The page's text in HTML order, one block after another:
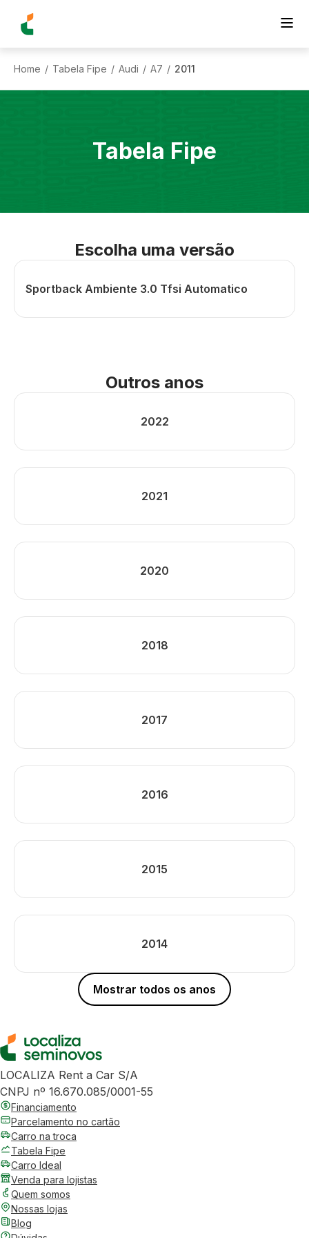
Home / Tabela Fipe / Audi / A7 / 2011
Tabela Fipe
Escolha uma versão
Sportback Ambiente 3.0 Tfsi Automatico
Outros anos
2022
2021
2020
2018
2017
2016
2015
2014
Mostrar todos os anos
LOCALIZA Rent a Car S/A
CNPJ nº 16.670.085/0001-55
Financiamento
Parcelamento no cartão
Carro na troca
Tabela Fipe
Carro Ideal
Venda para lojistas
Quem somos
Nossas lojas
Blog